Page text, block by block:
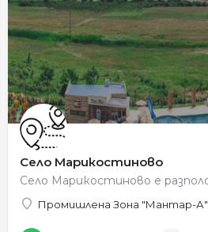
Село Марикостиново
Промишлена Зона "Мантар-А"